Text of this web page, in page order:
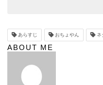
あらすじ おちょやん ネ
ABOUT ME